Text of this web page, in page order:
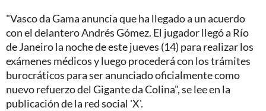
"Vasco da Gama anuncia que ha llegado a un acuerdo
con el delantero Andrés Gómez. El jugador llegó a Río
de Janeiro la noche de este jueves (14) para realizar los
exámenes médicos y luego procederá con los trámites
burocráticos para ser anunciado oficialmente como
nuevo refuerzo del Gigante da Colina", se lee en la
publicación de la red social 'X'.